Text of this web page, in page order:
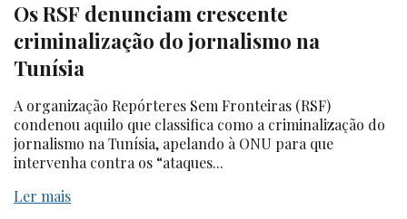
Os RSF denunciam crescente
criminalização do jornalismo na
Tunísia
A organização Repórteres Sem Fronteiras (RSF)
condenou aquilo que classifica como a criminalização do
jornalismo na Tunísia, apelando à ONU para que
intervenha contra os “ataques...
Ler mais